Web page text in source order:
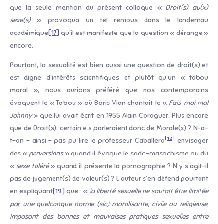
que la seule mention du présent colloque « Droit(s) au(x)
sexe(s)» provoqua un tel remous dans le landernau
académique[17] qu’il est manifeste que la question « dérange »
encore.
Pourtant, la sexualité est bien aussi une question de droit(s) et
est digne d’intérêts scientifiques et plutôt qu’un « tabou
moral », nous aurions préféré que nos contemporains
évoquent le « Tabou » où Boris Vian chantait le « Fais-moi mal
Johnny» que lui avait écrit en 1955 Alain Coraguer. Plus encore
que de Droit(s), certain.e.s parleraient donc de Morale(s) ? N-a-
t-on – ainsi – pas pu lire le professeur Caballero [18] envisager
des « perversions» quand il évoque le sado-masochisme ou du
«sexe toléré» quand il présente la pornographie ? N’y s’agit-il
pas de jugement(s) de valeur(s) ? L’auteur s’en défend pourtant
en expliquant[19] que : « la liberté sexuelle ne saurait être limitée
par une quelconque norme (sic) moralisante, civile ou religieuse,
imposant des bonnes et mauvaises pratiques sexuelles entre